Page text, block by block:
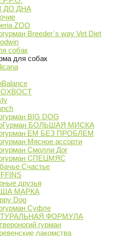
ДО ДНА
ZOO
Breeder`s way Vet Diet
собак
для собак
BIG DOG
БОЛЬШАЯ МИСКА
ЕМ БЕЗ ПРОБЛЕМ
Мясное ассорти
Смолли Дог
СПЕЦМЯС
Счастье
друзья
МАРКА
Dog
Суфле
ФОРМУЛА
гурман
лакомства